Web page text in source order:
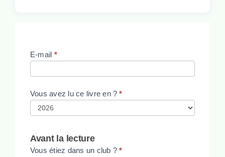
Lecteur
E-mail *
Vous avez lu ce livre en ?*
Avant la lecture
Vous étiez dans un club ?*